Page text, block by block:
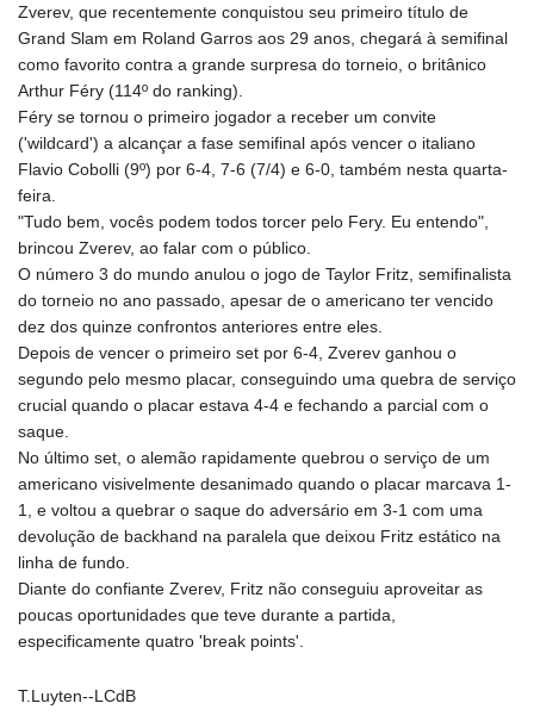
ISK 142.598215
JEP 0.857252
JMD 183.057725
JPY 182.445186
KES 149.158147
KGS 101.104505
KMF 492.514185
KRW 1627.677557
KWD 0.356853
KYD 0.960588
KZT 540.233287
LAK 26025.676609
LBP
103223.017367
LRD 208.057415
LSL 18.726567
LTL 3.413768
LVL 0.699335
MAD 10.743067
MDL 20.044751
MGA 4918.938878
Zverev, que recentemente conquistou seu primeiro título de
Grand Slam em Roland Garros aos 29 anos, chegará à semifinal
como favorito contra a grande surpresa do torneio, o britânico
Arthur Féry (114º do ranking).
Féry se tornou o primeiro jogador a receber um convite
('wildcard') a alcançar a fase semifinal após vencer o italiano
Flavio Cobolli (9º) por 6-4, 7-6 (7/4) e 6-0, também nesta quarta-
feira.
"Tudo bem, vocês podem todos torcer pelo Fery. Eu entendo",
brincou Zverev, ao falar com o público.
O número 3 do mundo anulou o jogo de Taylor Fritz, semifinalista
do torneio no ano passado, apesar de o americano ter vencido
dez dos quinze confrontos anteriores entre eles.
Depois de vencer o primeiro set por 6-4, Zverev ganhou o
segundo pelo mesmo placar, conseguindo uma quebra de serviço
crucial quando o placar estava 4-4 e fechando a parcial com o
saque.
No último set, o alemão rapidamente quebrou o serviço de um
americano visivelmente desanimado quando o placar marcava 1-
1, e voltou a quebrar o saque do adversário em 3-1 com uma
devolução de backhand na paralela que deixou Fritz estático na
linha de fundo.
Diante do confiante Zverev, Fritz não conseguiu aproveitar as
poucas oportunidades que teve durante a partida,
especificamente quatro 'break points'.
T.Luyten--LCdB